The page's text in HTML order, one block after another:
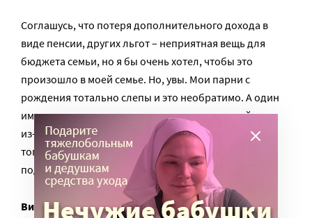
Соглашусь, что потеря дополнительного дохода в
виде пенсии, других льгот – неприятная вещь для
бюджета семьи, но я бы очень хотел, чтобы это
произошло в моей семье. Но, увы. Мои парни с
рождения тотально слепы и это необратимо. А один
имел недоразвития мышечного корсета одной ноги
из-за перенесенного ДЦП, которые исчезли, после
того, как некоторое время (около года, уже в
подростковом возрасте) позанимался спортом.
Виктор Помников, доктор медицинских наук,